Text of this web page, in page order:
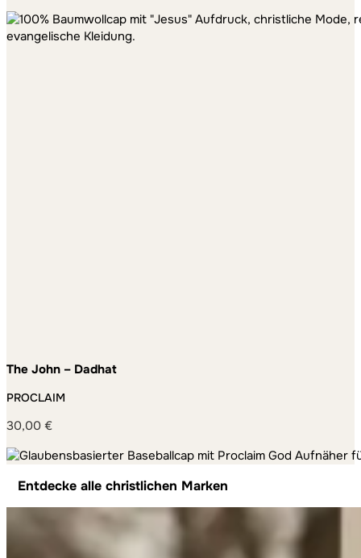
The John – Dadhat
PROCLAIM
30,00 €
Entdecke alle christlichen Marken